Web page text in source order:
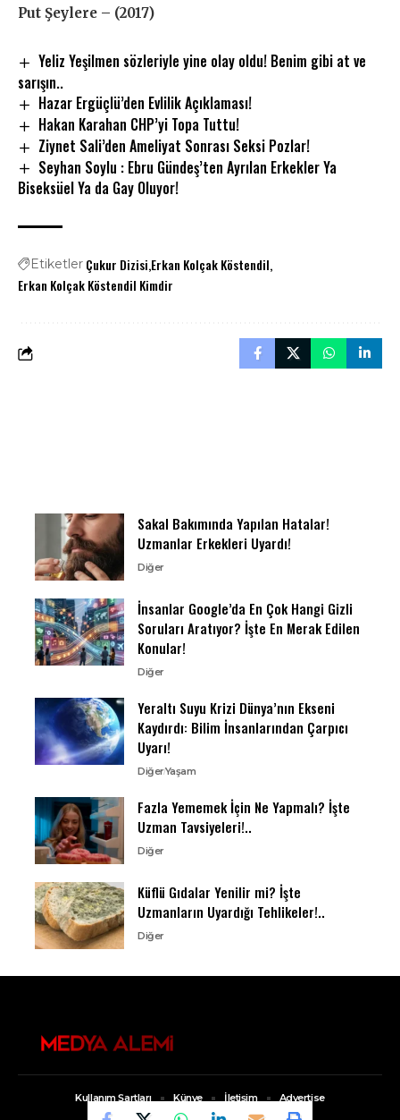
Put Şeylere – (2017)
Yeliz Yeşilmen sözleriyle yine olay oldu! Benim gibi at ve
sarışın..
Hazar Ergüçlü’den Evlilik Açıklaması!
Hakan Karahan CHP’yi Topa Tuttu!
Ziynet Sali’den Ameliyat Sonrası Seksi Pozlar!
Seyhan Soylu : Ebru Gündeş’ten Ayrılan Erkekler Ya
Biseksüel Ya da Gay Oluyor!
Etiketler Çukur Dizisi Erkan Kolçak Köstendil
Erkan Kolçak Köstendil Kimdir
Sakal Bakımında Yapılan Hatalar!
Uzmanlar Erkekleri Uyardı!
Diğer
İnsanlar Google’da En Çok Hangi Gizli
Soruları Aratıyor? İşte En Merak Edilen
Konular!
Diğer
Yeraltı Suyu Krizi Dünya’nın Ekseni
Kaydırdı: Bilim İnsanlarından Çarpıcı
Uyarı!
DiğerYaşam
Fazla Yememek İçin Ne Yapmalı? İşte
Uzman Tavsiyeleri!..
Diğer
Küflü Gıdalar Yenilir mi? İşte
Uzmanların Uyardığı Tehlikeler!..
Diğer
Kullanım Şartları Künye İletişim Advertise